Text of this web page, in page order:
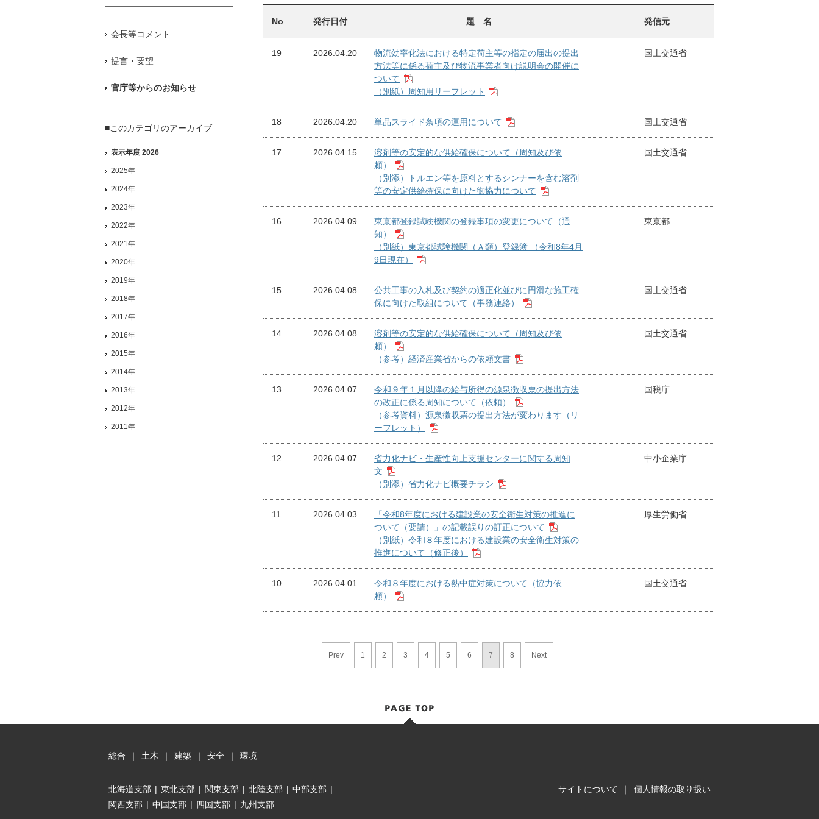
No 発行日付 題 名 発信元
19 2026.04.20
物流効率化法における特定荷主等の指定の届出の提出
方法等に係る荷主及び物流事業者向け説明会の開催に
ついて
（別紙）周知用リーフレット
国土交通省
18 2026.04.20 単品スライド条項の運用について 国土交通省
17 2026.04.15
溶剤等の安定的な供給確保について（周知及び依
頼）
（別添）トルエン等を原料とするシンナーを含む溶剤
等の安定供給確保に向けた御協力について
国土交通省
16 2026.04.09
東京都登録試験機関の登録事項の変更について（通
知）
（別紙）東京都試験機関（Ａ類）登録簿 （令和8年4月
9日現在）
東京都
15 2026.04.08
公共工事の入札及び契約の適正化並びに円滑な施工確
保に向けた取組について（事務連絡）
国土交通省
14 2026.04.08
溶剤等の安定的な供給確保について（周知及び依
頼）
（参考）経済産業省からの依頼文書
国土交通省
13 2026.04.07
令和９年１月以降の給与所得の源泉徴収票の提出方法
の改正に係る周知について（依頼）
（参考資料）源泉徴収票の提出方法が変わります（リ
ーフレット）
国税庁
12 2026.04.07
省力化ナビ・生産性向上支援センターに関する周知
文
（別添）省力化ナビ概要チラシ
中小企業庁
11 2026.04.03
「令和8年度における建設業の安全衛生対策の推進に
ついて（要請）」の記載誤りの訂正について
（別紙）令和８年度における建設業の安全衛生対策の
推進について（修正後）
厚生労働省
10 2026.04.01
令和８年度における熱中症対策について（協力依
頼）
国土交通省
Prev 1 2 3 4 5 6 7 8 Next
会長等コメント
提言・要望
官庁等からのお知らせ
■このカテゴリのアーカイブ
表示年度 2026
2025年
2024年
2023年
2022年
2021年
2020年
2019年
2018年
2017年
2016年
2015年
2014年
2013年
2012年
2011年
総合 ｜ 土木 ｜ 建築 ｜ 安全 ｜ 環境
サイトについて ｜ 個人情報の取り扱い
北海道支部 | 東北支部 | 関東支部 | 北陸支部 | 中部支部 |
関西支部 | 中国支部 | 四国支部 | 九州支部